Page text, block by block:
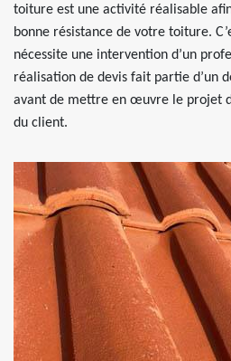
toiture est une activité réalisable
bonne résistance de votre toiture.
nécessite une intervention d’un
réalisation de devis fait partie d’un
avant de mettre en œuvre le projet
du client.